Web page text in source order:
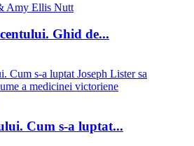
Amy Ellis Nutt
Ghid de...
Cum s-a luptat...